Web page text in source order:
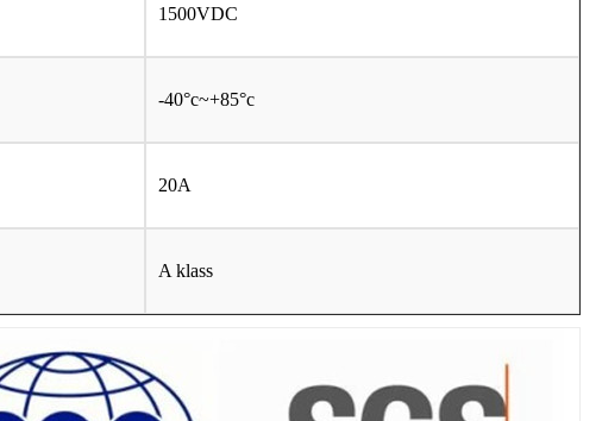
1500VDC
-40°c~+85°c
20A
A klass